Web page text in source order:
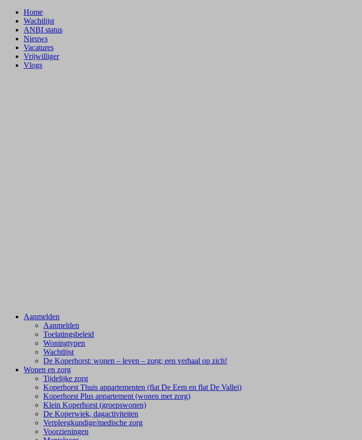
Home
Wachtlijst
ANBI status
Nieuws
Vacatures
Vrijwilliger
Vlogs
Aanmelden
Aanmelden
Toelatingsbeleid
Woningtypen
Wachtlijst
De Koperhorst: wonen – leven – zorg; een verhaal op zich!
Wonen en zorg
Tijdelijke zorg
Koperhorst Thuis appartementen (flat De Eem en flat De Vallei)
Koperhorst Plus appartement (wonen met zorg)
Klein Koperhorst (groepswonen)
De Koperwiek, dagactiviteiten
Verpleegkundige/medische zorg
Voorzieningen